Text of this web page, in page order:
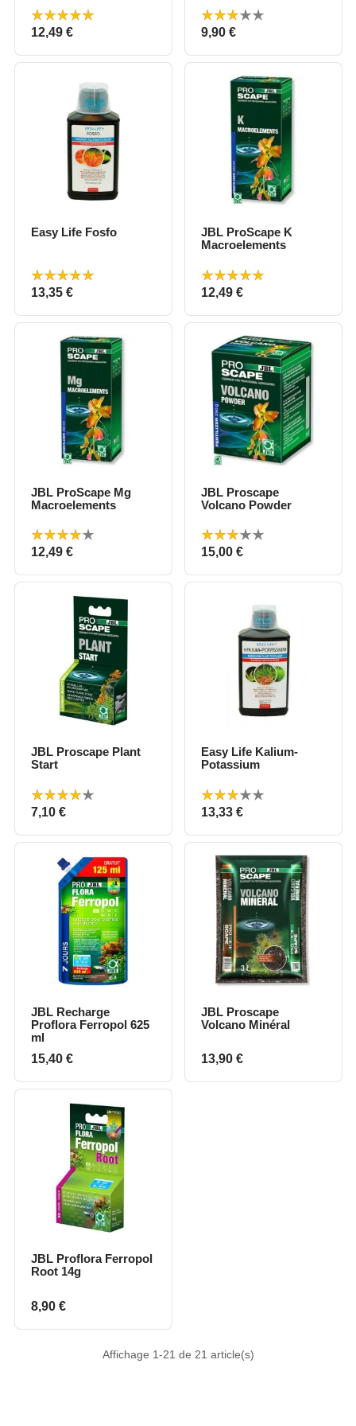
Prix
12,49 € Prix
9,90 €
Easy Life Fosfo
Prix
13,35 €
JBL ProScape K
Macroelements
Prix
12,49 €
JBL ProScape Mg
Macroelements
Prix
12,49 €
JBL Proscape
Volcano Powder
Prix
15,00 €
JBL Proscape Plant
Start
Prix
7,10 €
Easy Life Kalium-
Potassium
Prix
13,33 €
JBL Recharge
Proflora Ferropol 625
ml
Prix
15,40 €
JBL Proscape
Volcano Minéral
Prix
13,90 €
JBL Proflora Ferropol
Root 14g
Prix
8,90 €
Affichage 1-21 de 21 article(s)